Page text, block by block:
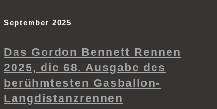
September 2025
Das Gordon Bennett Rennen
2025, die 68. Ausgabe des
berühmtesten Gasballon-
Langdistanzrennen